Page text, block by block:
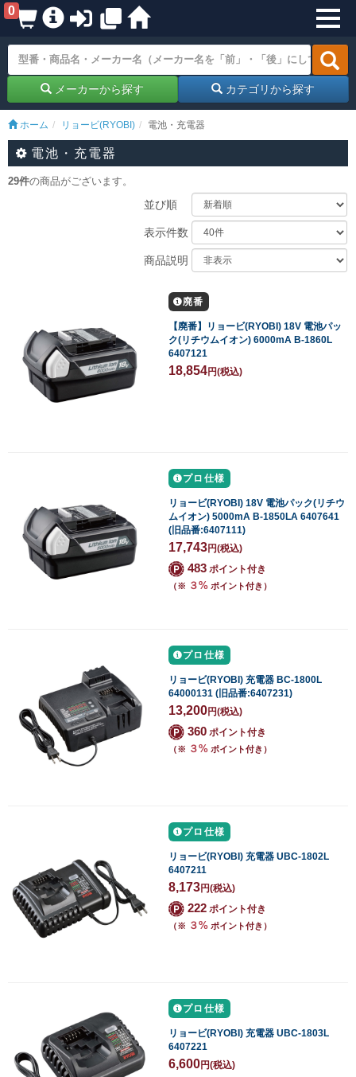
0
メーカーから探す カテゴリから探す
ホーム リョービ(RYOBI) 電池・充電器
電池・充電器
29件の商品がございます。
並び順
表示件数
商品説明
廃番
【廃番】リョービ(RYOBI) 18V 電池パッ
ク(リチウムイオン) 6000mA B-1860L
6407121
18,854円(税込)
プロ仕様
リョービ(RYOBI) 18V 電池パック(リチウ
ムイオン) 5000mA B-1850LA 6407641
(旧品番:6407111)
17,743円(税込)
483 ポイント付き
（※ ３% ポイント付き）
プロ仕様
リョービ(RYOBI) 充電器 BC-1800L
64000131 (旧品番:6407231)
13,200円(税込)
360 ポイント付き
（※ ３% ポイント付き）
プロ仕様
リョービ(RYOBI) 充電器 UBC-1802L
6407211
8,173円(税込)
222 ポイント付き
（※ ３% ポイント付き）
プロ仕様
リョービ(RYOBI) 充電器 UBC-1803L
6407221
6,600円(税込)